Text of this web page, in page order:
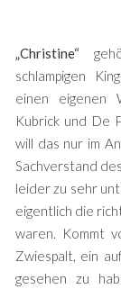
„Christine“
schlampigen
einen eigenen
Kubrick und De
will das nur im
Sachverstand
leider zu sehr
eigentlich die
waren. Kommt
Zwiespalt, ein
gesehen zu